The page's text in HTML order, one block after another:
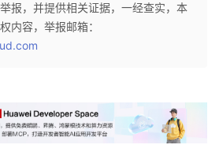
报，并提供相关证据，一经查实，本
内容，举报邮箱：